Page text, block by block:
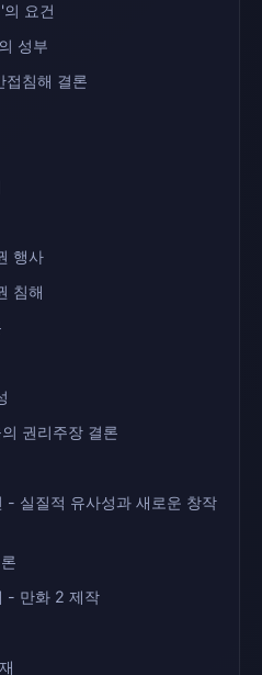
요건
성부
접침해 결론
행사
침해
권리주장 결론
- 실질적 유사성과 새로운 창작
- 만화 2 제작